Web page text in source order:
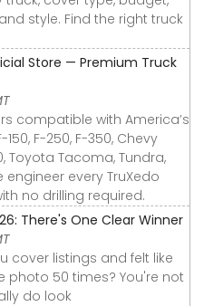
style. Find the right truck
Store — Premium Truck
compatible with America’s
F-250, F-350, Chevy
Toyota Tacoma, Tundra,
engineer every TruXedo
no drilling required.
There's One Clear Winner
cover listings and felt like
photo 50 times? You're not
do look